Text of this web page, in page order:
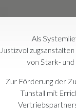
Als
von Stark-
Zur Förderung der
Tunstall mit